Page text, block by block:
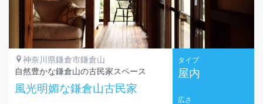
神奈川県鎌倉市鎌倉山
自然豊かな鎌倉山の古民家スペース
風光明媚な鎌倉山古民家
タイプ
屋内
広さ